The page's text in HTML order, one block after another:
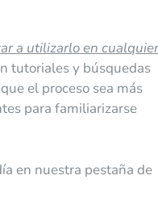
a utilizarlo en cualquier
tutoriales y búsquedas
el proceso sea más
para familiarizarse
en nuestra pestaña de